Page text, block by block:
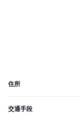
住所
交通手段